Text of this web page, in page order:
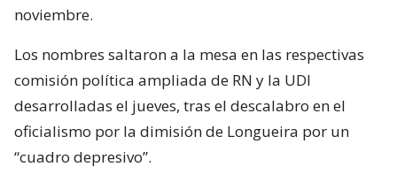
noviembre.
Los nombres saltaron a la mesa en las respectivas
comisión política ampliada de RN y la UDI
desarrolladas el jueves, tras el descalabro en el
oficialismo por la dimisión de Longueira por un
“cuadro depresivo”.